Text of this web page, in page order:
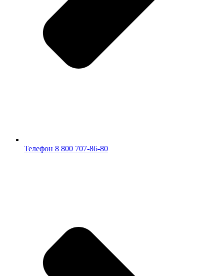
Телефон 8 800 707-86-80